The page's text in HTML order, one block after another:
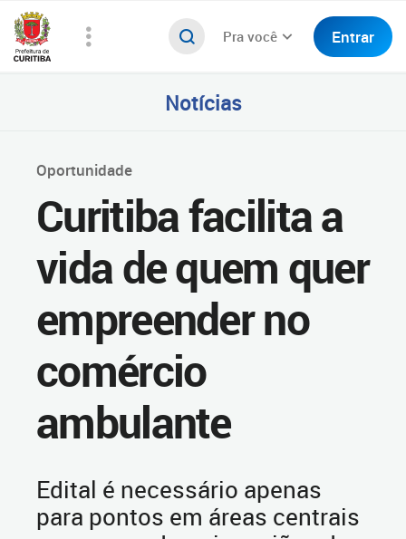
Pra você Entrar
Notícias
Oportunidade
Curitiba facilita a
vida de quem quer
empreender no
comércio
ambulante
Edital é necessário apenas
para pontos em áreas centrais